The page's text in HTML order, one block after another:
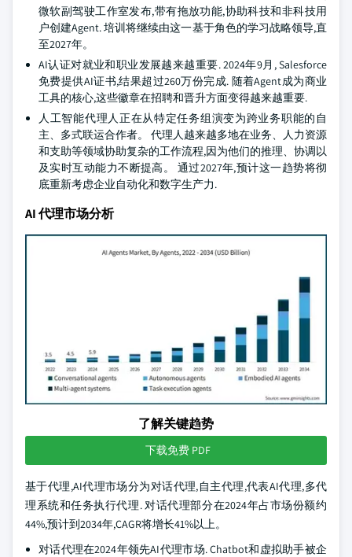
微软副驾驶工作室发布,带有拖放功能,协助科技和非科技用
户创建Agent. 培训将继续由这一基于角色的学习战略领导,直
至2027年。
AI认证对就业和职业发展越来越重要. 2024年9月, Salesforce
免费提供AI证书,结果超过260万份完成. 随着Agent成为商业
工具的核心,这些徽章在招聘和晋升方面变得越来越重要.
人工智能代理人正在从特定任务组演变为跨业务职能的自
主、多式联运合作者。 代理人越来越多地在业务、人力资源
和支助等领域协助复杂的工作流程,因为他们的推理、协调以
及实时互动能力不断提高。 通过2027年,预计这一趋势将彻
底重新考虑企业自动化和数字生产力.
AI 代理市场分析
了解关键趋势
下载免费 PDF
基于代理,AI代理市场分为对话代理,自主代理,代表AI代理,多代
理系统和任务执行代理. 对话代理部分在2024年占市场份额约
44%,预计到2034年,CAGR将增长41%以上。
对话代理在2024年领先AI代理市场. Chatbot和虚拟助手被企